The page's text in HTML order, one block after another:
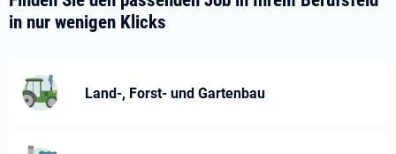
in nur wenigen Klicks
Land-, Forst- und Gartenbau